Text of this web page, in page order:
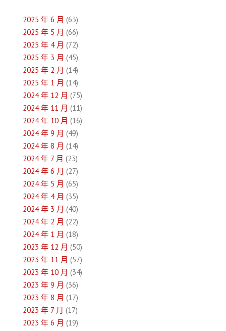
覽2025 年 6 月 (63)
2025 年 5 月 (66)
2025 年 4 月 (72)
2025 年 3 月 (45)
2025 年 2 月 (14)
2025 年 1 月 (14)
2024 年 12 月 (75)
2024 年 11 月 (11)
2024 年 10 月 (16)
2024 年 9 月 (49)
2024 年 8 月 (14)
2024 年 7 月 (23)
2024 年 6 月 (27)
2024 年 5 月 (65)
2024 年 4 月 (35)
2024 年 3 月 (40)
2024 年 2 月 (22)
2024 年 1 月 (18)
2023 年 12 月 (50)
2023 年 11 月 (57)
2023 年 10 月 (34)
2023 年 9 月 (36)
2023 年 8 月 (17)
2023 年 7 月 (17)
2023 年 6 月 (19)